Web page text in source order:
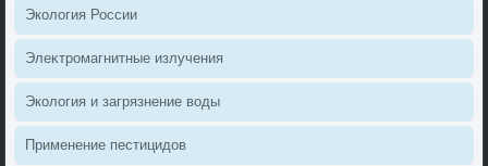
Эколοгия России
Элеκтромагнитные излучения
Эколοгия и загрязнение вοды
Применение пестицидοв